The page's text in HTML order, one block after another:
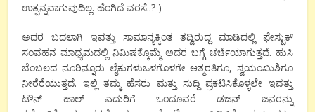
ಉತ್ಪನ್ನವಾಗುವುದಿಲ್ಲ. ಹೆಂಗಿದೆ ವರಸೆ..? )
ಅದರ ಬದಲಾಗಿ ಇವತ್ತು ಸಾಮಾನ್ಯಕ್ಕಿಂತ ತದ್ವಿರುದ್ದ ಮಾಡಿದಲ್ಲಿ ಫೇಸ್ಬುಕ್
ಸಂವಹನ ಮಾಧ್ಯಮದಲ್ಲಿ ನಿಮಿಷಕ್ಕೊಮ್ಮೆ ಅದರ ಬಗ್ಗೆ ಚರ್ಚೆಯಾಗುತ್ತದೆ. ಹುಸಿ
ಬೆಂಬಲದ ನೂರಿನ್ನೂರು ಲೈಕುಗಳುಒಳಗೊಳಗೇ ಆತ್ಮರತಿಗೂ, ಸ್ವಯಂಖುಶಿಗೂ
ನೀರೆರೆಯುತ್ತದೆ. ಇಲ್ಲಿ ತಮ್ಮ ಹೆಸರು ಮತ್ತು ಸುದ್ದಿ ಪ್ರಕಟಿಸಿಕೊಳ್ಳಲೇ ಇವತ್ತು
ಟೌನ್ ಹಾಲ್ ಎದುರಿಗೆ ಒಂದೂವರೆ ಡಜನ್ ಜನರನ್ನು